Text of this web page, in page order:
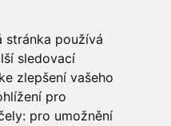
stránka používá
sledovací
zlepšení vašeho
pro
pro umožnění
Chcete